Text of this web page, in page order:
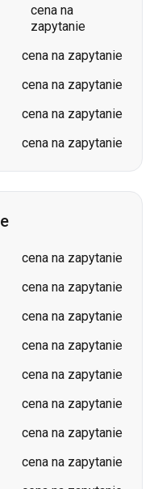
cena na zapytanie
cena na zapytanie
cena na zapytanie
cena na zapytanie
cena na zapytanie
cena na zapytanie
cena na zapytanie
cena na zapytanie
cena na zapytanie
cena na zapytanie